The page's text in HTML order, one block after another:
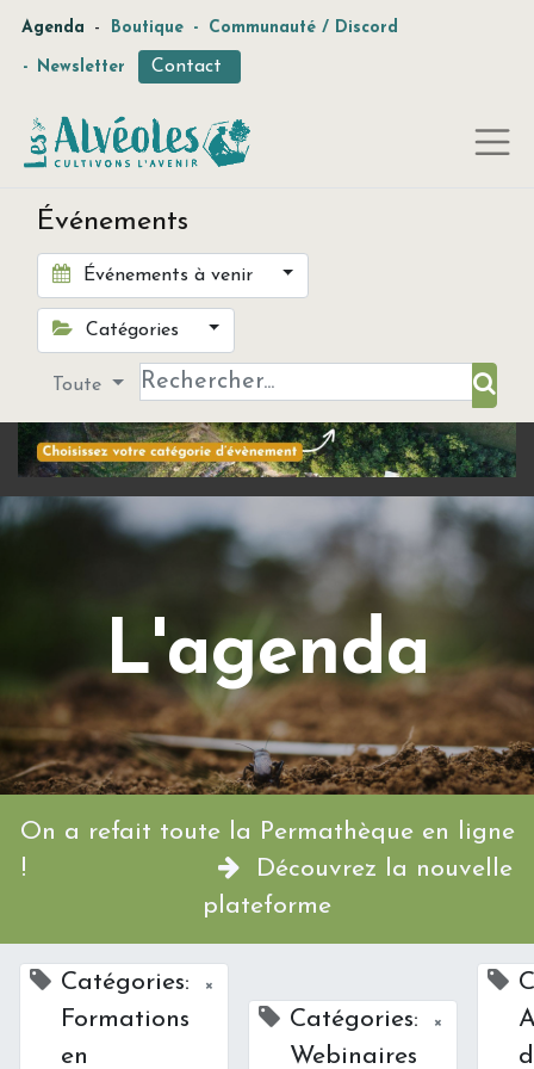
Agenda - Boutique - Communauté / Discord
- Newsletter Contact
Événements
Événements à venir
Catégories
Toute
L'agenda
On a refait toute la Permathèque en ligne
!
Découvrez la nouvelle
plateforme
Catégories:
Formations
en
×
Catégories:
Webinaires
×